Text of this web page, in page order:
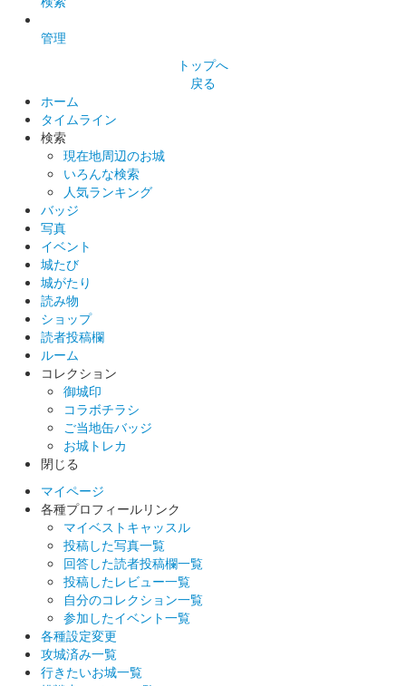
管理
トップへ
戻る
ホーム
タイムライン
検索
現在地周辺のお城
いろんな検索
人気ランキング
バッジ
写真
イベント
城たび
城がたり
読み物
ショップ
読者投稿欄
ルーム
コレクション
御城印
コラボチラシ
ご当地缶バッジ
お城トレカ
閉じる
マイページ
各種プロフィールリンク
マイベストキャッスル
投稿した写真一覧
回答した読者投稿欄一覧
投稿したレビュー一覧
自分のコレクション一覧
参加したイベント一覧
各種設定変更
攻城済み一覧
行きたいお城一覧